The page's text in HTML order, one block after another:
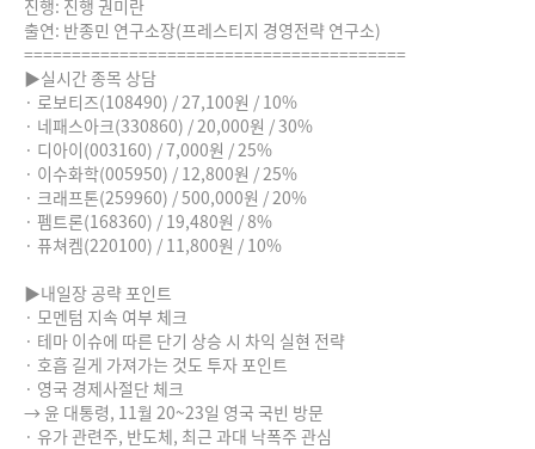
진행: 진행 권미란
출연: 반종민 연구소장(프레스티지 경영전략 연구소)
========================================
▶실시간 종목 상담
· 로보티즈(108490) / 27,100원 / 10%
· 네패스아크(330860) / 20,000원 / 30%
· 디아이(003160) / 7,000원 / 25%
· 이수화학(005950) / 12,800원 / 25%
· 크래프톤(259960) / 500,000원 / 20%
· 펨트론(168360) / 19,480원 / 8%
· 퓨쳐켐(220100) / 11,800원 / 10%
▶내일장 공략 포인트
· 모멘텀 지속 여부 체크
· 테마 이슈에 따른 단기 상승 시 차익 실현 전략
· 호흡 길게 가져가는 것도 투자 포인트
· 영국 경제사절단 체크
→ 윤 대통령, 11월 20~23일 영국 국빈 방문
· 유가 관련주, 반도체, 최근 과대 낙폭주 관심